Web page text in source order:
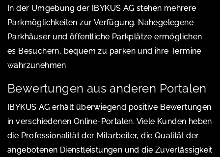
In der Umgebung der IBYKUS AG stehen mehrere
Parkmöglichkeiten zur Verfügung. Nahegelegene
Parkhäuser und öffentliche Parkplätze ermöglichen
es Besuchern, bequem zu parken und ihre Termine
wahrzunehmen.
Bewertungen aus anderen Portalen
IBYKUS AG erhält überwiegend positive Bewertungen
in verschiedenen Online-Portalen. Viele Kunden heben
die Professionalität der Mitarbeiter, die Qualität der
angebotenen Dienstleistungen und die Zuverlässigkeit